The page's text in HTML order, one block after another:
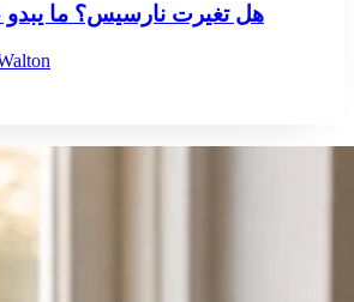
هل تغيرت نارسيس؟ ما يبدو